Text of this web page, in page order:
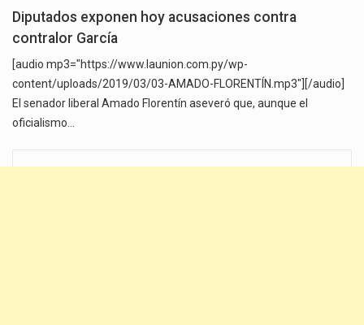
Diputados exponen hoy acusaciones contra
contralor García
[audio mp3="https://www.launion.com.py/wp-
content/uploads/2019/03/03-AMADO-FLORENTÍN.mp3"][/audio]
El senador liberal Amado Florentín aseveró que, aunque el
oficialismo…